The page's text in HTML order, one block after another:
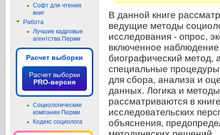
В данной книге
ведущие методы
исследования - опрос,
включенное
биографический метод,
специальные
для сбора, анализа и
данных. Логика и
рассматриваются в
исследовательских
объяснения,
Софт для чтения
книг
Работа
Лучшие кадровые
агентства Перми
Расчет выборки
Расчет выборки
PRO-версия
Социологические
компании Перми
Кодекс социолога